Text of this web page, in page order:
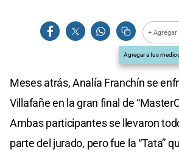
+
Agregar a tus
Meses atrás, Analía Franchín se
Villafañe en la gran final de
Ambas participantes se llevaron
parte del jurado, pero fue la “Tata”